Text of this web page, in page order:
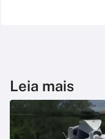
Leia mais